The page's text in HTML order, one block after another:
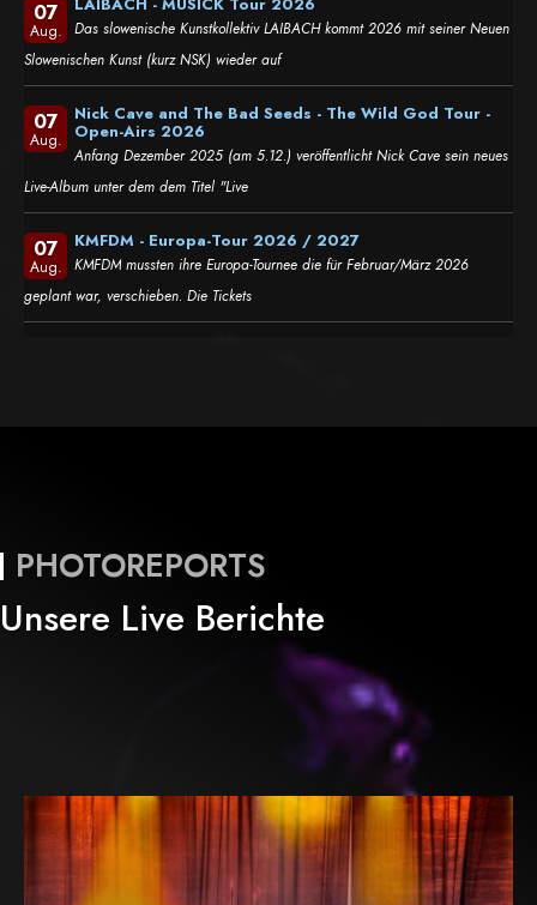
07
Aug.
Das slowenische Kunstkollektiv LAIBACH kommt 2026 mit seiner Neuen
Slowenischen Kunst (kurz NSK) wieder auf
07
Aug.
Nick Cave and The Bad Seeds - The Wild God Tour -
Open-Airs 2026
Anfang Dezember 2025 (am 5.12.) veröffentlicht Nick Cave sein neues
Live-Album unter dem dem Titel "Live
07
Aug.
KMFDM - Europa-Tour 2026 / 2027
KMFDM mussten ihre Europa-Tournee die für Februar/März 2026
geplant war, verschieben. Die Tickets
PHOTOREPORTS
Unsere Live Berichte